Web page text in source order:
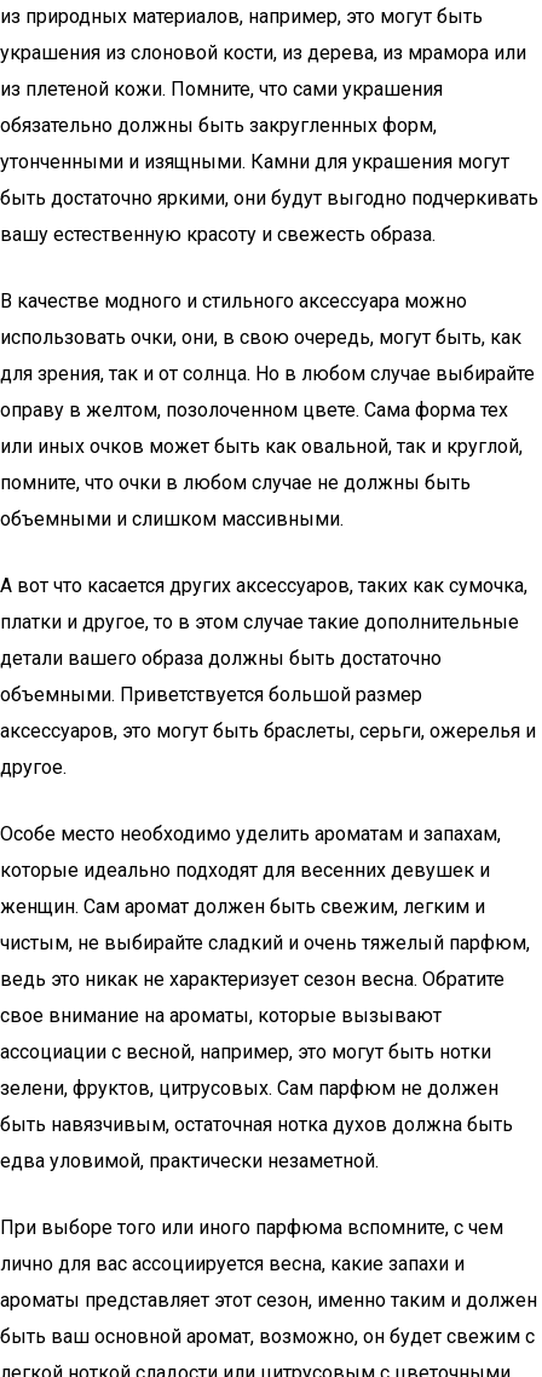
из природных материалов, например, это могут быть
украшения из слоновой кости, из дерева, из мрамора или
из плетеной кожи. Помните, что сами украшения
обязательно должны быть закругленных форм,
утонченными и изящными. Камни для украшения могут
быть достаточно яркими, они будут выгодно подчеркивать
вашу естественную красоту и свежесть образа.
В качестве модного и стильного аксессуара можно
использовать очки, они, в свою очередь, могут быть, как
для зрения, так и от солнца. Но в любом случае выбирайте
оправу в желтом, позолоченном цвете. Сама форма тех
или иных очков может быть как овальной, так и круглой,
помните, что очки в любом случае не должны быть
объемными и слишком массивными.
А вот что касается других аксессуаров, таких как сумочка,
платки и другое, то в этом случае такие дополнительные
детали вашего образа должны быть достаточно
объемными. Приветствуется большой размер
аксессуаров, это могут быть браслеты, серьги, ожерелья и
другое.
Особе место необходимо уделить ароматам и запахам,
которые идеально подходят для весенних девушек и
женщин. Сам аромат должен быть свежим, легким и
чистым, не выбирайте сладкий и очень тяжелый парфюм,
ведь это никак не характеризует сезон весна. Обратите
свое внимание на ароматы, которые вызывают
ассоциации с весной, например, это могут быть нотки
зелени, фруктов, цитрусовых. Сам парфюм не должен
быть навязчивым, остаточная нотка духов должна быть
едва уловимой, практически незаметной.
При выборе того или иного парфюма вспомните, с чем
лично для вас ассоциируется весна, какие запахи и
ароматы представляет этот сезон, именно таким и должен
быть ваш основной аромат, возможно, он будет свежим с